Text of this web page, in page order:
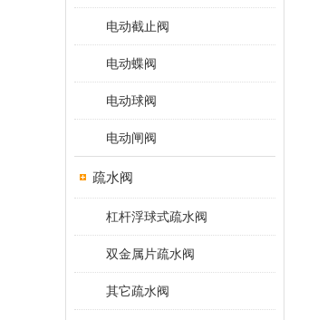
电动截止阀
电动蝶阀
电动球阀
电动闸阀
疏水阀
杠杆浮球式疏水阀
双金属片疏水阀
其它疏水阀